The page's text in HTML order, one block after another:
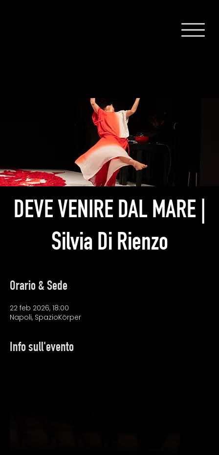
DEVE VENIRE DAL MARE |
Silvia Di Rienzo
Orario & Sede
22 feb 2026, 18:00
Napoli, SpazioKörper
Info sull'evento